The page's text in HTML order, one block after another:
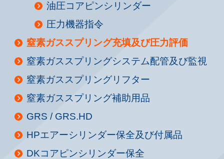
油圧コアピンシリンダー
圧力機器指令
窒素ガススプリング充填及び圧力評価
窒素ガススプリングシステム配管及び監視
窒素ガススプリングリフター
窒素ガススプリング補助用品
GRS / GRS.HD
HPエアーシリンダー保全及び付属品
DKコアピンシリンダー保全